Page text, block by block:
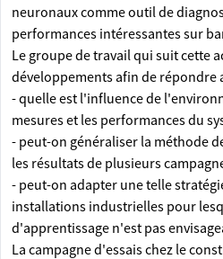
neuronaux comme outil de
performances intéressantes sur
Le groupe de travail qui suit cette
développements afin de répondre
- quelle est l'influence de
mesures et les performances du
- peut-on généraliser la méthode
les résultats de plusieurs
- peut-on adapter une telle
installations industrielles pour
d'apprentissage n'est pas
La campagne d'essais chez le